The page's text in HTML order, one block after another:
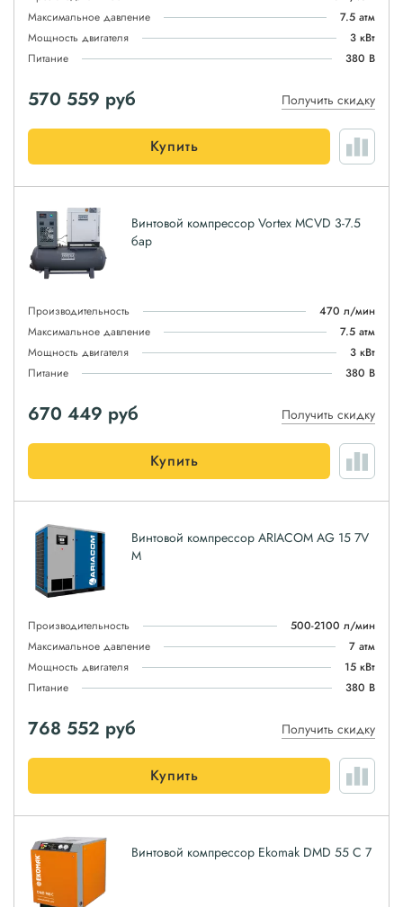
Максимальное давление
7.5 атм
Мощность двигателя
3 кВт
Питание
380 В
570 559 руб Получить скидку
Купить
Винтовой компрессор Vortex MCVD 3-7.5
бар
Производительность
470 л/мин
Максимальное давление
7.5 атм
Мощность двигателя
3 кВт
Питание
380 В
670 449 руб Получить скидку
Купить
Винтовой компрессор ARIACOM AG 15 7V
M
Производительность
500-2100 л/мин
Максимальное давление
7 атм
Мощность двигателя
15 кВт
Питание
380 В
768 552 руб Получить скидку
Купить
Винтовой компрессор Ekomak DMD 55 C 7